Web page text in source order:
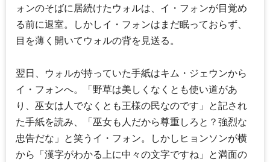
ォンのそばに居続けたウォルは、イ・フォンが目覚め
る前に退室。しかしイ・フォンはまだ眠っておらず、
目を薄く開いてウォルの背を見送る。
翌日、ウォルが持っていた手紙はキム・ジェウンから
イ・フォンへ。「野草は美しくなくとも使い道があ
り、巫女は人でなくとも王様の民なのです」と記され
た手紙を読み、「巫女も人だから尊重しろと？強烈な
忠告だな」と笑うイ・フォン。しかしヒョンソンが横
から「漢字がわかる上に中々の文字ですね」と満面の